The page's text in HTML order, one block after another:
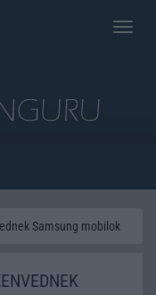
Toggle
Samsung mobilok